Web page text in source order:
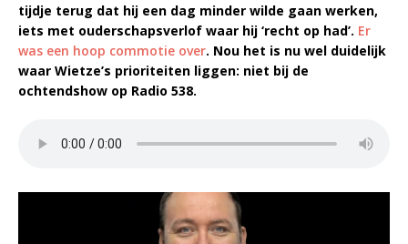
tijdje terug dat hij een dag minder wilde gaan werken,
iets met ouderschapsverlof waar hij ‘recht op had’. Er
was een hoop commotie over. Nou het is nu wel duidelijk
waar Wietze’s prioriteiten liggen: niet bij de
ochtendshow op Radio 538.